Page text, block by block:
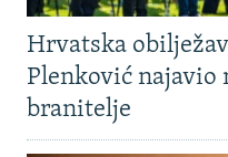
Hrvatska
Plenković najavio
branitelje